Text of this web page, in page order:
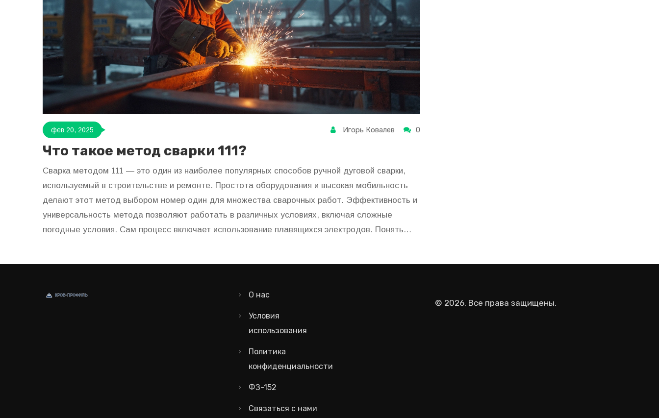
фев 20, 2025 Игорь Ковалев 0
Что такое метод сварки 111?
Сварка методом 111 — это один из наиболее популярных способов ручной дуговой сварки,
используемый в строительстве и ремонте. Простота оборудования и высокая мобильность
делают этот метод выбором номер один для множества сварочных работ. Эффективность и
универсальность метода позволяют работать в различных условиях, включая сложные
погодные условия. Сам процесс включает использование плавящихся электродов. Понять
О нас
Условия
использования
Политика
конфиденциальности
ФЗ-152
Связаться с нами
© 2026. Все права защищены.